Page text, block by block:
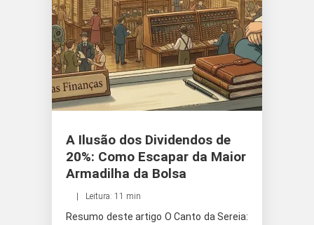
A Ilusão dos Dividendos de
20%: Como Escapar da Maior
Armadilha da Bolsa
Leitura: 11 min
Resumo deste artigo O Canto da Sereia: